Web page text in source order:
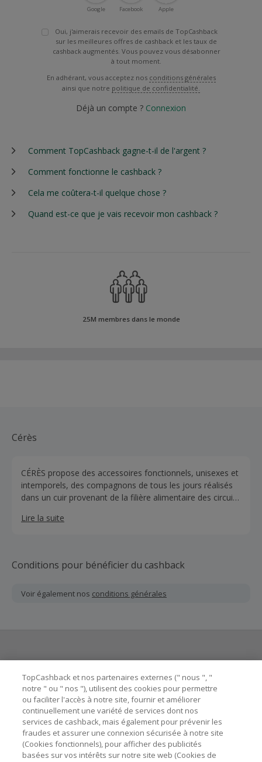
Google Facebook Apple
Oui, j'aimerais recevoir des emails de TopCashback
sur les meilleures offres de cashback et les taux de
cashback augmentés. Vous pouvez vous désabonner
à tout moment.
En adhérant, vous acceptez nos conditions générales
ainsi que notre politique de confidentialité.
Déjà un compte ? Connexion
Comment TopCashback gagne-t-il de l'argent ?
Comment fonctionne le cashback ?
Cela me coûtera-t-il quelque chose ?
Quand est-ce que je vais recevoir mon cashback ?
25M membres dans le monde
Cérès
CÉRÈS propose des accessoires fonctionnels, unisexes et
intemporels, des compagnons de tous les jours réalisés
dans un cuir provenant de la filière alimentaire des circuits
Lire la suite
Conditions pour bénéficier du cashback
Voir également nos conditions générales
Astuces pour économiser
A propos de
TopCashback et nos partenaires externes (" nous ", "
notre " ou " nos "), utilisent des cookies pour permettre
ou faciliter l'accès à notre site, fournir et améliorer
continuellement une variété de services dont nos
services de cashback, mais également pour prévenir les
fraudes et assurer une connexion sécurisée à notre site
(Cookies fonctionnels), pour afficher des publicités
basées sur vos intérêts sur notre site web (Cookies de